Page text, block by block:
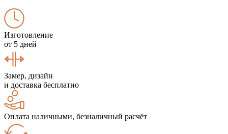
Изготовление
от 5 дней
Замер, дизайн
и доставка бесплатно
Оплата наличными, безналичный расчёт